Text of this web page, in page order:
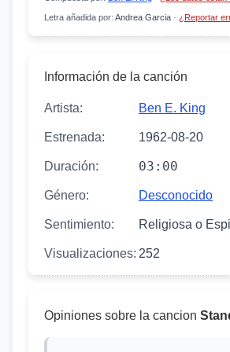
Letra añadida por: Andrea Garcia · ¿Reportar
Información de la canción
Artista: Ben E. King
Estrenada: 1962-08-20
Duración: 03:00
Género: Desconocido
Sentimiento: Religiosa o
Visualizaciones: 252
Opiniones sobre la cancion